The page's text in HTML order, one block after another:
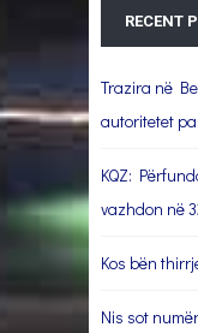
RECENT
Trazira në
autoritetet
KQZ:
vazhdon në
Kos bën
Nis sot